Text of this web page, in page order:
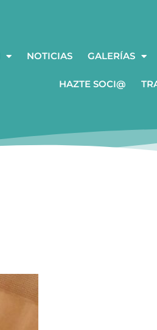
NOTICIAS GALERÍAS
HAZTE SOCI@